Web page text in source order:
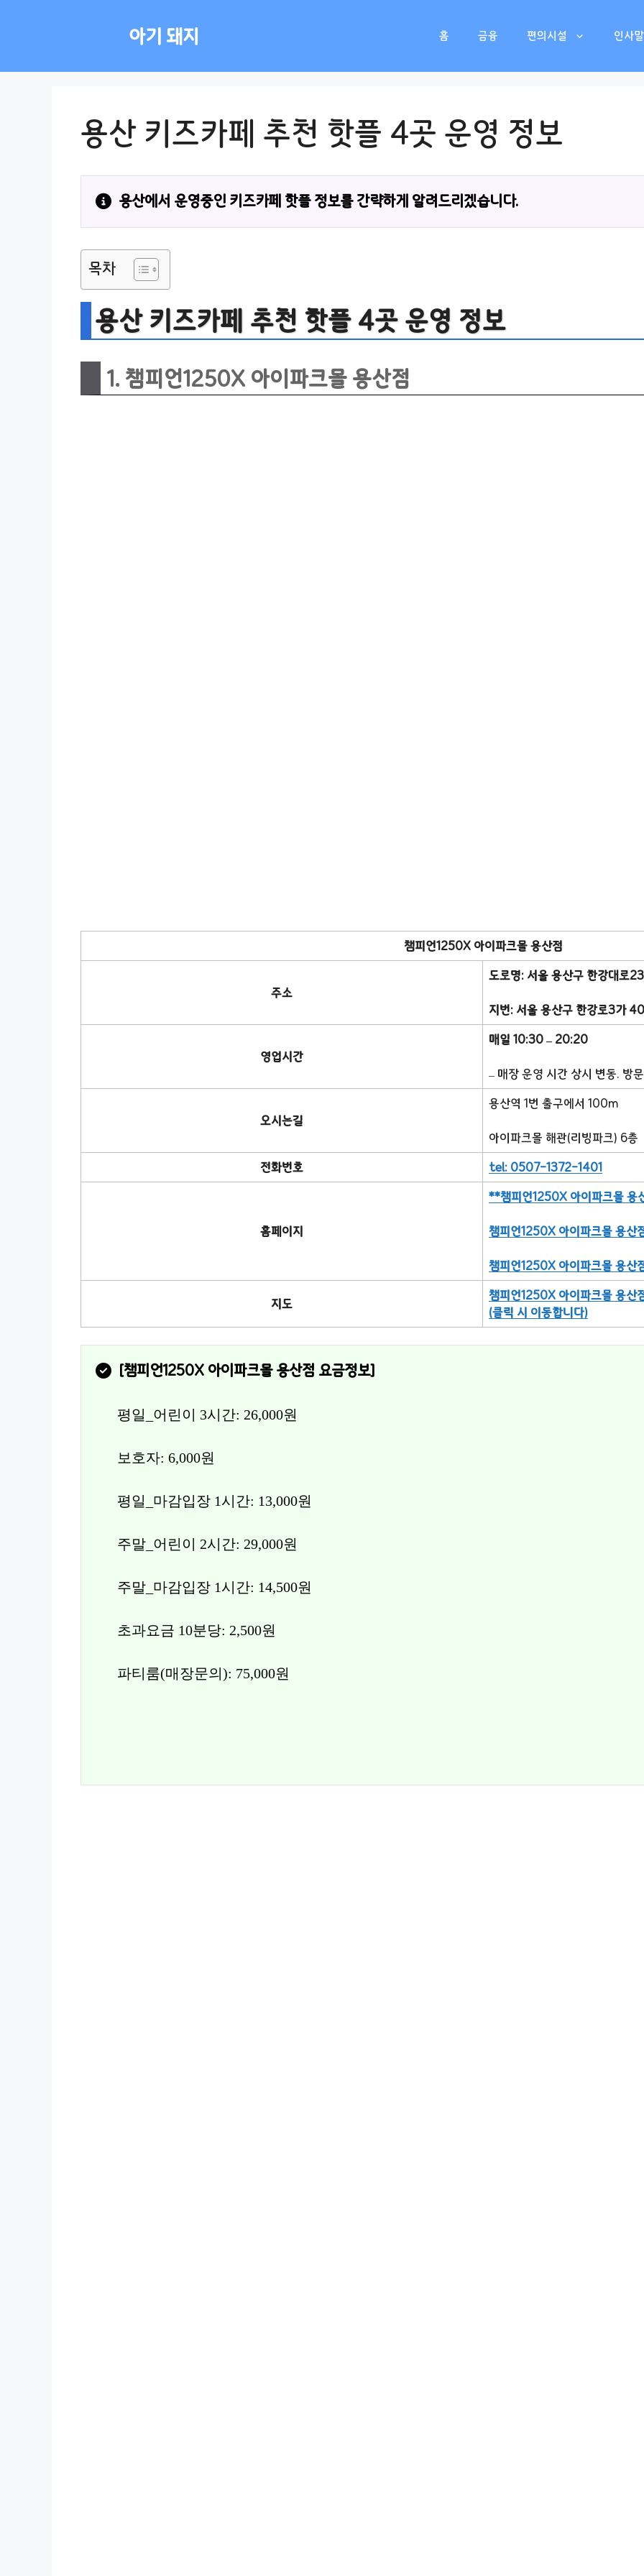
아기 돼지 홈 금융 편의시설 인사말
용산 키즈카페 추천 핫플 4곳 운영 정보
용산에서 운영중인 키즈카페 핫플 정보를 간략하게 알려드리겠습니다.
목차
용산 키즈카페 추천 핫플 4곳 운영 정보
1. 챔피언1250X 아이파크몰 용산점
챔피언1250X 아이파크몰 용산점
주소
도로명: 서울 용산구 한강대로
지번: 서울 용산구 한강로3가
영업시간
매일 10:30 – 20:20
– 매장 운영 시간 상시 변동. 방
오시는길
용산역 1번 출구에서 100m
아이파크몰 해관(리빙파크) 6층
전화번호
tel: 0507-1372-1401
홈페이지
**챔피언1250X 아이파크몰 용
챔피언1250X 아이파크몰 용산
챔피언1250X 아이파크몰 용산
지도
챔피언1250X 아이파크몰 용산
(클릭 시 이동합니다)
[챔피언1250X 아이파크몰 용산점 요금정보]
평일_어린이 3시간: 26,000원
보호자: 6,000원
평일_마감입장 1시간: 13,000원
주말_어린이 2시간: 29,000원
주말_마감입장 1시간: 14,500원
초과요금 10분당: 2,500원
파티룸(매장문의): 75,000원